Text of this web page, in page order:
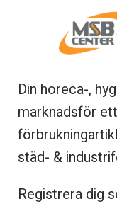
Din horeca-,
marknadsför
städ- &
Registrera dig